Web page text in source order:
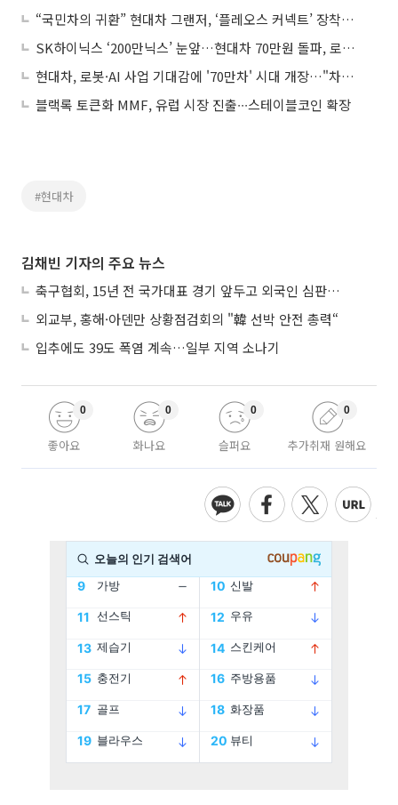
“국민차의 귀환” 현대차 그랜저, ‘플레오스 커넥트’ 장착한 SDV로 돌아왔다
SK하이닉스 ‘200만닉스’ 눈앞…현대차 70만원 돌파, 로봇·삼성전기 관심
현대차, 로봇·AI 사업 기대감에 '70만차' 시대 개장…"차기 주도주 낙점"
블랙록 토큰화 MMF, 유럽 시장 진출∙∙∙스테이블코인 확장
#현대차
김채빈 기자의 주요 뉴스
축구협회, 15년 전 국가대표 경기 앞두고 외국인 심판에 ‘성접대’
외교부, 홍해·아덴만 상황점검회의 "韓 선박 안전 총력“
입추에도 39도 폭염 계속…일부 지역 소나기
좋아요
0
화나요
0
슬퍼요
0
추가취재 원해요
0